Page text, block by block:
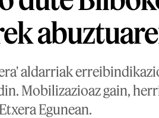
aldarriak
Mobilizazioaz gain,
Egunean.